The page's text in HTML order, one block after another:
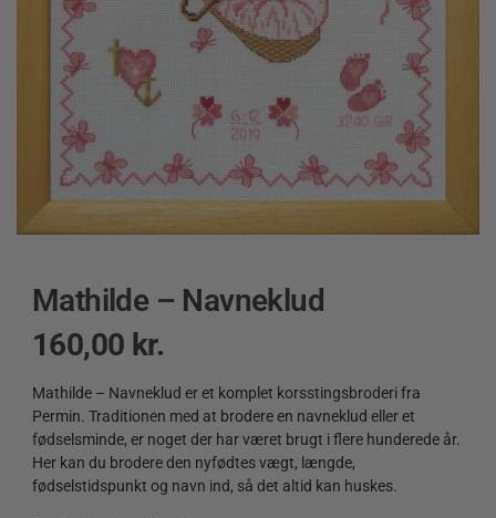
Mathilde – Navneklud
160,00 kr.
Mathilde – Navneklud er et komplet korsstingsbroderi fra
Permin. Traditionen med at brodere en navneklud eller et
fødselsminde, er noget der har været brugt i flere hunderede år.
Her kan du brodere den nyfødtes vægt, længde,
fødselstidspunkt og navn ind, så det altid kan huskes.